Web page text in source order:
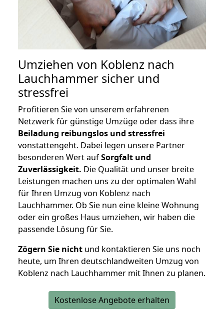
Umziehen von Koblenz nach
Lauchhammer sicher und
stressfrei
Profitieren Sie von unserem erfahrenen
Netzwerk für günstige Umzüge oder dass ihre
Beiladung reibungslos und stressfrei
vonstattengeht. Dabei legen unsere Partner
besonderen Wert aufSorgfalt und
Zuverlässigkeit. Die Qualität und unser breite
Leistungen machen uns zu der optimalen Wahl
für Ihren Umzug von Koblenz nach
Lauchhammer. Ob Sie nun eine kleine Wohnung
oder ein großes Haus umziehen, wir haben die
passende Lösung für Sie.
Zögern Sie nicht und kontaktieren Sie uns noch
heute, um Ihren deutschlandweiten Umzug von
Koblenz nach Lauchhammer mit Ihnen zu planen.
Kostenlose Angebote erhalten